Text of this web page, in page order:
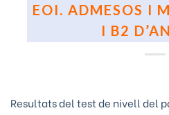
EOI. ADMESOS I
I B2
Resultats del test de nivell del